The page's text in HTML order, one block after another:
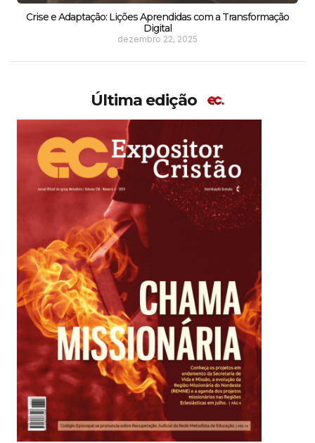
Crise e Adaptação: Lições Aprendidas com a Transformação
Digital
dezembro 22, 2025
Última edição